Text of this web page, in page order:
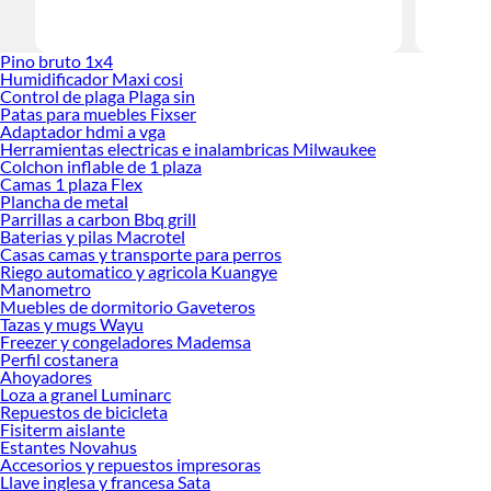
Pino bruto 1x4
Humidificador Maxi cosi
Control de plaga Plaga sin
Patas para muebles Fixser
Adaptador hdmi a vga
Herramientas electricas e inalambricas Milwaukee
Colchon inflable de 1 plaza
Camas 1 plaza Flex
Plancha de metal
Parrillas a carbon Bbq grill
Baterias y pilas Macrotel
Casas camas y transporte para perros
Riego automatico y agricola Kuangye
Manometro
Muebles de dormitorio Gaveteros
Tazas y mugs Wayu
Freezer y congeladores Mademsa
Perfil costanera
Ahoyadores
Loza a granel Luminarc
Repuestos de bicicleta
Fisiterm aislante
Estantes Novahus
Accesorios y repuestos impresoras
Llave inglesa y francesa Sata